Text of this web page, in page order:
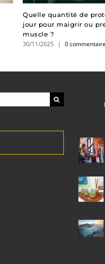
Quelle quantité de
jour pour maigrir ou
muscle ?
30/11/2025 | 0